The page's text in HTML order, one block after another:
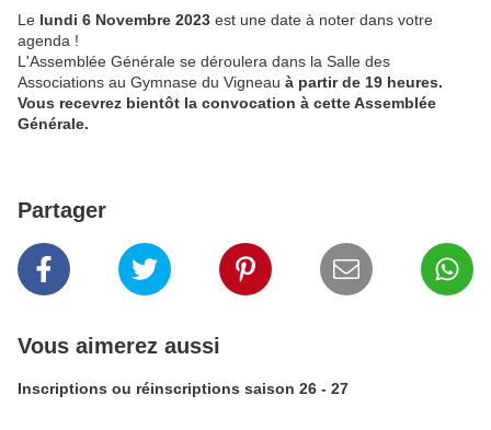
Le lundi 6 Novembre 2023 est une date à noter dans votre
agenda !
L'Assemblée Générale se déroulera dans la Salle des
Associations au Gymnase du Vigneau à partir de 19 heures.
Vous recevrez bientôt la convocation à cette Assemblée
Générale.
Partager
Vous aimerez aussi
Inscriptions ou réinscriptions saison 26 - 27